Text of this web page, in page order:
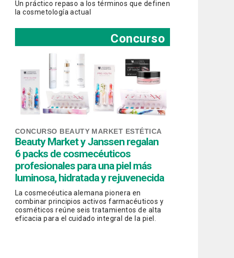
Un práctico repaso a los términos que definen
la cosmetología actual
Concurso
CONCURSO BEAUTY MARKET ESTÉTICA
Beauty Market y Janssen regalan
6 packs de cosmecéuticos
profesionales para una piel más
luminosa, hidratada y rejuvenecida
La cosmecéutica alemana pionera en
combinar principios activos farmacéuticos y
cosméticos reúne seis tratamientos de alta
eficacia para el cuidado integral de la piel.